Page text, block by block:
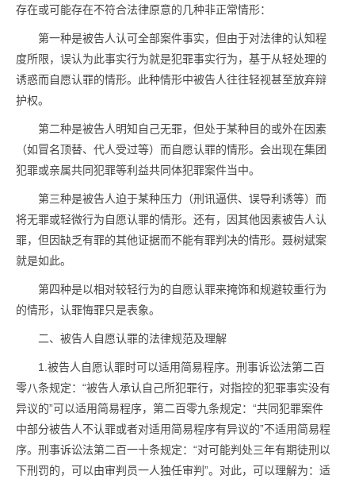
存在或可能存在不符合法律原意的几种非正常情形：
第一种是被告人认可全部案件事实，但由于对法律的认知程
度所限，误认为此事实行为就是犯罪事实行为，基于从轻处理的
诱惑而自愿认罪的情形。此种情形中被告人往往轻视甚至放弃辩
护权。
第二种是被告人明知自己无罪，但处于某种目的或外在因素
（如冒名顶替、代人受过等）而自愿认罪的情形。会出现在集团
犯罪或亲属共同犯罪等利益共同体犯罪案件当中。
第三种是被告人迫于某种压力（刑讯逼供、误导利诱等）而
将无罪或轻微行为自愿认罪的情形。还有，因其他因素被告人认
罪，但因缺乏有罪的其他证据而不能有罪判决的情形。聂树斌案
就是如此。
第四种是以相对较轻行为的自愿认罪来掩饰和规避较重行为
的情形，认罪悔罪只是表象。
二、被告人自愿认罪的法律规范及理解
1.被告人自愿认罪时可以适用简易程序。刑事诉讼法第二百
零八条规定：“被告人承认自己所犯罪行，对指控的犯罪事实没有
异议的”可以适用简易程序，第二百零九条规定：“共同犯罪案件
中部分被告人不认罪或者对适用简易程序有异议的”不适用简易程
序。刑事诉讼法第二百一十条规定：“对可能判处三年有期徒刑以
下刑罚的，可以由审判员一人独任审判”。对此，可以理解为：适